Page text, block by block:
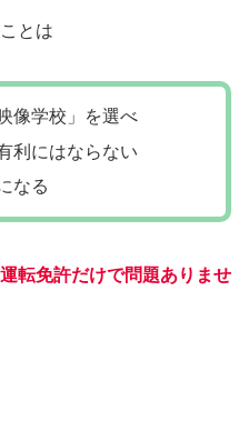
とは
像学校」を選べ
利にはならない
なる
転免許だけで問題ありませ